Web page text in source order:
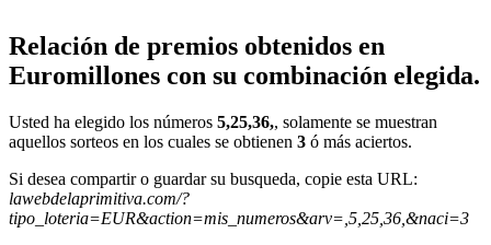
Relación de premios obtenidos en
Euromillones con su combinación elegida.
Usted ha elegido los números 5,25,36,, solamente se muestran
aquellos sorteos en los cuales se obtienen 3 ó más aciertos.
Si desea compartir o guardar su busqueda, copie esta URL:
lawebdelaprimitiva.com/?
tipo_loteria=EUR&action=mis_numeros&arv=,5,25,36,&naci=3